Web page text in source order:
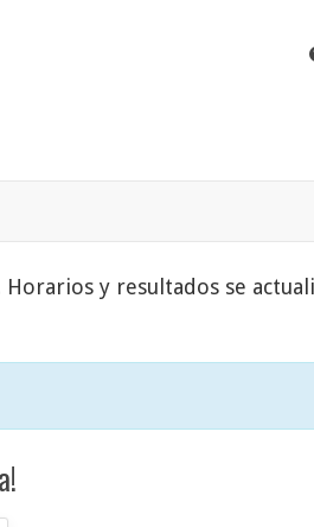
y resultados se